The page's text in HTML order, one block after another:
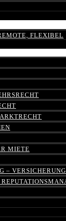
FLEXIBEL
MIETE
–